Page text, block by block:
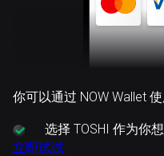
你可以通过 NOW Wallet
选择 TOSHI 作为你
立即试试